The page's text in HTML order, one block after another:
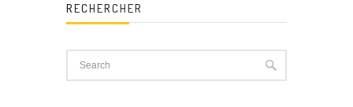
RECHERCHER